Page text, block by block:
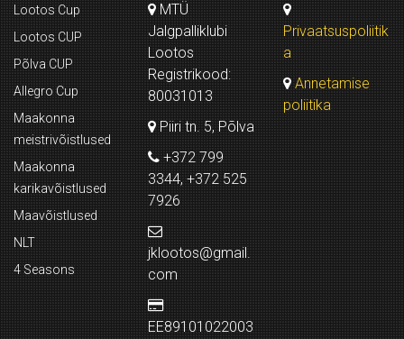
Lootos Cup
Lootos CUP
Põlva CUP
Allegro Cup
Maakonna
meistrivõistlused
Maakonna
karikavõistlused
Maavõistlused
NLT
4 Seasons
MTÜ
Jalgpalliklubi
Lootos
Registrikood:
80031013
Piiri tn. 5, Põlva
+372 799
3344, +372 525
7926
jklootos@gmail.
com
EE89101022003
Privaatsuspoliitik
a
Annetamise
poliitika